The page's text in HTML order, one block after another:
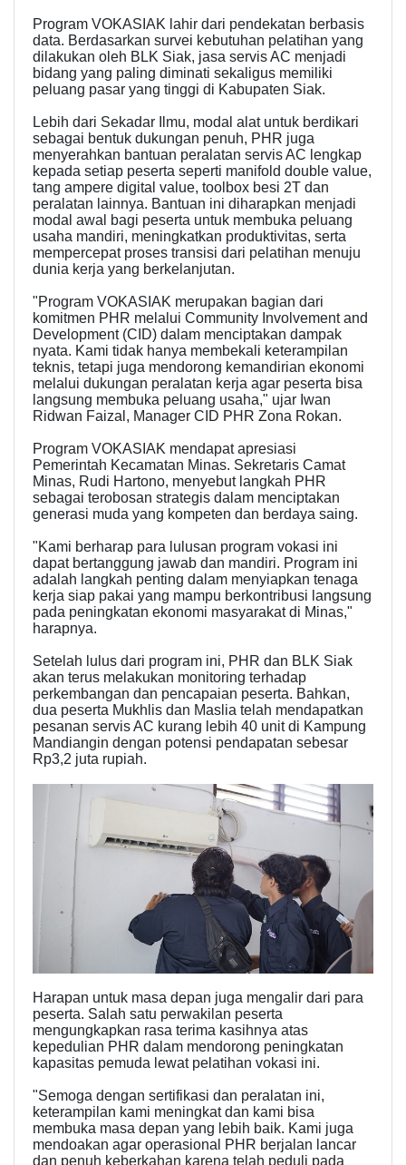
Program VOKASIAK lahir dari pendekatan berbasis
data. Berdasarkan survei kebutuhan pelatihan yang
dilakukan oleh BLK Siak, jasa servis AC menjadi
bidang yang paling diminati sekaligus memiliki
peluang pasar yang tinggi di Kabupaten Siak.
Lebih dari Sekadar Ilmu, modal alat untuk berdikari
sebagai bentuk dukungan penuh, PHR juga
menyerahkan bantuan peralatan servis AC lengkap
kepada setiap peserta seperti manifold double value,
tang ampere digital value, toolbox besi 2T dan
peralatan lainnya. Bantuan ini diharapkan menjadi
modal awal bagi peserta untuk membuka peluang
usaha mandiri, meningkatkan produktivitas, serta
mempercepat proses transisi dari pelatihan menuju
dunia kerja yang berkelanjutan.
"Program VOKASIAK merupakan bagian dari
komitmen PHR melalui Community Involvement and
Development (CID) dalam menciptakan dampak
nyata. Kami tidak hanya membekali keterampilan
teknis, tetapi juga mendorong kemandirian ekonomi
melalui dukungan peralatan kerja agar peserta bisa
langsung membuka peluang usaha," ujar Iwan
Ridwan Faizal, Manager CID PHR Zona Rokan.
Program VOKASIAK mendapat apresiasi
Pemerintah Kecamatan Minas. Sekretaris Camat
Minas, Rudi Hartono, menyebut langkah PHR
sebagai terobosan strategis dalam menciptakan
generasi muda yang kompeten dan berdaya saing.
"Kami berharap para lulusan program vokasi ini
dapat bertanggung jawab dan mandiri. Program ini
adalah langkah penting dalam menyiapkan tenaga
kerja siap pakai yang mampu berkontribusi langsung
pada peningkatan ekonomi masyarakat di Minas,"
harapnya.
Setelah lulus dari program ini, PHR dan BLK Siak
akan terus melakukan monitoring terhadap
perkembangan dan pencapaian peserta. Bahkan,
dua peserta Mukhlis dan Maslia telah mendapatkan
pesanan servis AC kurang lebih 40 unit di Kampung
Mandiangin dengan potensi pendapatan sebesar
Rp3,2 juta rupiah.
Harapan untuk masa depan juga mengalir dari para
peserta. Salah satu perwakilan peserta
mengungkapkan rasa terima kasihnya atas
kepedulian PHR dalam mendorong peningkatan
kapasitas pemuda lewat pelatihan vokasi ini.
"Semoga dengan sertifikasi dan peralatan ini,
keterampilan kami meningkat dan kami bisa
membuka masa depan yang lebih baik. Kami juga
mendoakan agar operasional PHR berjalan lancar
dan penuh keberkahan karena telah peduli pada